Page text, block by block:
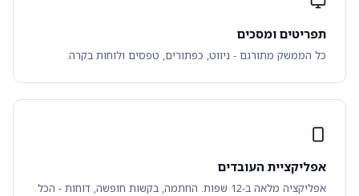
תפריטים ומסכים
כל הממשק מתורגם - ניווט, כפתורים, טפסים ולוחות בקרה.
אפליקציית העובדים
אפליקציה מלאה ב-12 שפות. החתמה, בקשות חופשה, דוחות - הכל